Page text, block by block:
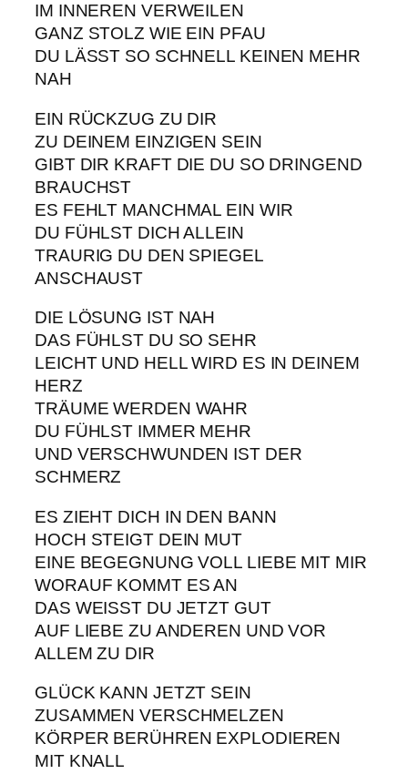
IM INNEREN VERWEILEN
GANZ STOLZ WIE EIN PFAU
DU LÄSST SO SCHNELL KEINEN MEHR
NAH
EIN RÜCKZUG ZU DIR
ZU DEINEM EINZIGEN SEIN
GIBT DIR KRAFT DIE DU SO DRINGEND
BRAUCHST
ES FEHLT MANCHMAL EIN WIR
DU FÜHLST DICH ALLEIN
TRAURIG DU DEN SPIEGEL
ANSCHAUST
DIE LÖSUNG IST NAH
DAS FÜHLST DU SO SEHR
LEICHT UND HELL WIRD ES IN DEINEM
HERZ
TRÄUME WERDEN WAHR
DU FÜHLST IMMER MEHR
UND VERSCHWUNDEN IST DER
SCHMERZ
ES ZIEHT DICH IN DEN BANN
HOCH STEIGT DEIN MUT
EINE BEGEGNUNG VOLL LIEBE MIT MIR
WORAUF KOMMT ES AN
DAS WEISST DU JETZT GUT
AUF LIEBE ZU ANDEREN UND VOR
ALLEM ZU DIR
GLÜCK KANN JETZT SEIN
ZUSAMMEN VERSCHMELZEN
KÖRPER BERÜHREN EXPLODIEREN
MIT KNALL